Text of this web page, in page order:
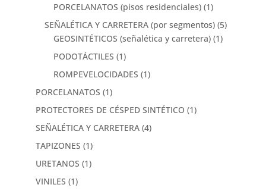
PORCELANATOS (pisos residenciales) (1)
SEÑALÉTICA Y CARRETERA (por segmentos) (5)
GEOSINTÉTICOS (señalética y carretera) (1)
PODOTÁCTILES (1)
ROMPEVELOCIDADES (1)
PORCELANATOS (1)
PROTECTORES DE CÉSPED SINTÉTICO (1)
SEÑALÉTICA Y CARRETERA (4)
TAPIZONES (1)
URETANOS (1)
VINILES (1)